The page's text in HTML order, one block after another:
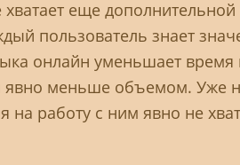
еще
пользователь знает
онлайн уменьшает
меньше объемом. Уже
работу с ним явно не